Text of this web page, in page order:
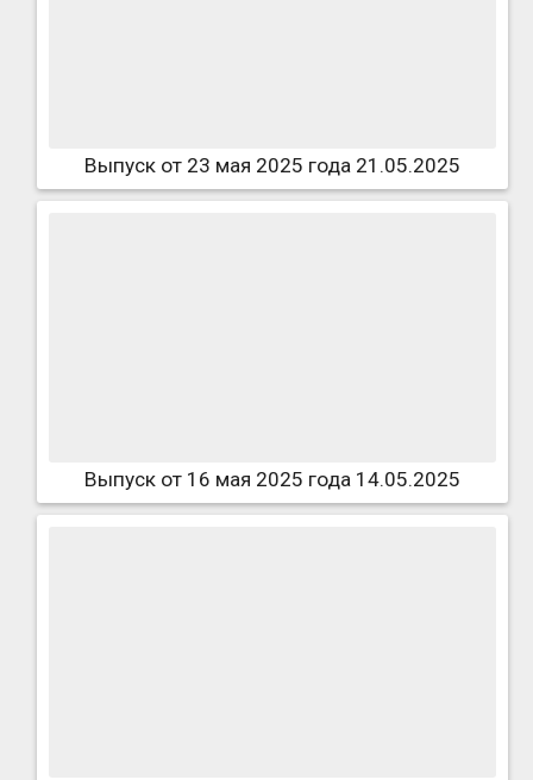
Выпуск от 23 мая 2025 года 21.05.2025
Выпуск от 16 мая 2025 года 14.05.2025